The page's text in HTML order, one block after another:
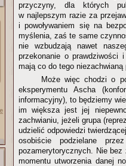
przyczyny, dla których
w najlepszym razie za
i powoływaniem się na
myślenia, zaś te same
nie wzbudzają nawet
przekonanie o prawdziwości
mają co do tego niezachwianą
Może więc chodzi o
eksperymentu Ascha
informacyjny), to będziemy
im większa jest jej
zachwianiu, jeżeli grupa
udzielić odpowiedzi
osobiście podzielane
pozamerytorycznych. Nie bez
momentu utworzenia danej